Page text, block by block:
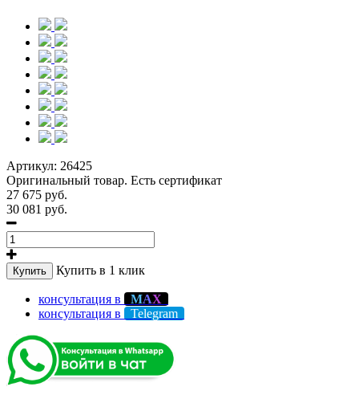
Артикул: 26425
Оригинальный товар. Есть сертификат
27 675 руб.
30 081 руб.
Купить Купить в 1 клик
консультация в МАХ
консультация в Telegram